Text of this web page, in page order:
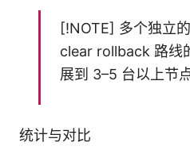
[!NOTE] 多个独立
clear rollback 路线
展到 3–5 台以上节
统计与对比